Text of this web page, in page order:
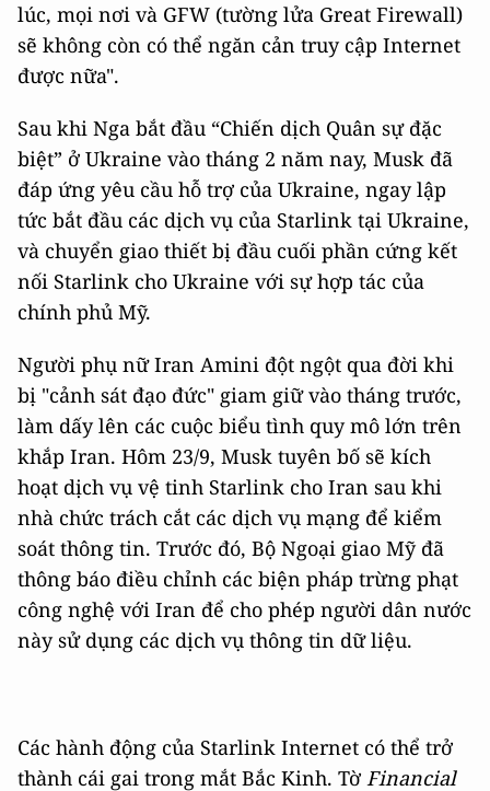
lúc, mọi nơi và GFW (tường lửa Great Firewall)
sẽ không còn có thể ngăn cản truy cập Internet
được nữa".
Sau khi Nga bắt đầu “Chiến dịch Quân sự đặc
biệt” ở Ukraine vào tháng 2 năm nay, Musk đã
đáp ứng yêu cầu hỗ trợ của Ukraine, ngay lập
tức bắt đầu các dịch vụ của Starlink tại Ukraine,
và chuyển giao thiết bị đầu cuối phần cứng kết
nối Starlink cho Ukraine với sự hợp tác của
chính phủ Mỹ.
Người phụ nữ Iran Amini đột ngột qua đời khi
bị "cảnh sát đạo đức" giam giữ vào tháng trước,
làm dấy lên các cuộc biểu tình quy mô lớn trên
khắp Iran. Hôm 23/9, Musk tuyên bố sẽ kích
hoạt dịch vụ vệ tinh Starlink cho Iran sau khi
nhà chức trách cắt các dịch vụ mạng để kiểm
soát thông tin. Trước đó, Bộ Ngoại giao Mỹ đã
thông báo điều chỉnh các biện pháp trừng phạt
công nghệ với Iran để cho phép người dân nước
này sử dụng các dịch vụ thông tin dữ liệu.
Các hành động của Starlink Internet có thể trở
thành cái gai trong mắt Bắc Kinh. Tờ Financial